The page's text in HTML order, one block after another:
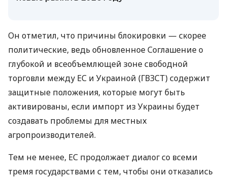
Он отметил, что причины блокировки — скорее
политические, ведь обновленное Соглашение о
глубокой и всеобъемлющей зоне свободной
торговли между ЕС и Украиной (ГВЗСТ) содержит
защитные положения, которые могут быть
активированы, если импорт из Украины будет
создавать проблемы для местных
агропроизводителей.
Тем не менее, ЕС продолжает диалог со всеми
тремя государствами с тем, чтобы они отказались